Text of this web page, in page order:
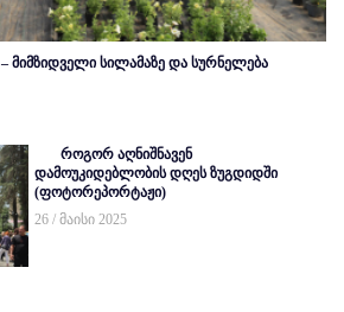
მიმზიდველი სილამაზე და სურნელება
როგორ აღნიშნავენ
დამოუკიდებლობის დღეს ზუგდიდში
(ფოტორეპორტაჟი)
26 / მაისი 2025